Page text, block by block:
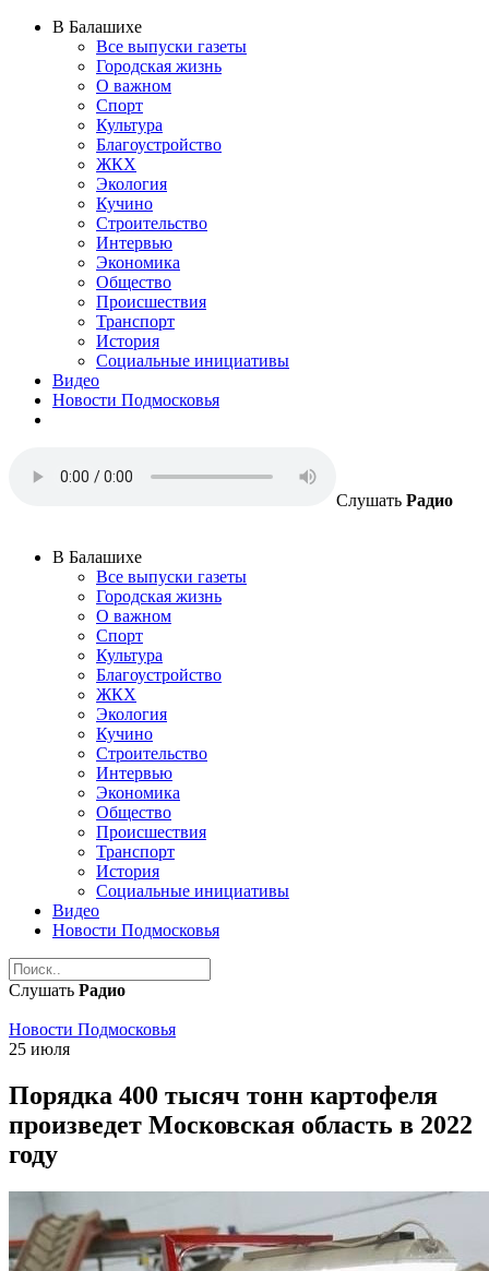
В Балашихе
Все выпуски газеты
Городская жизнь
О важном
Спорт
Культура
Благоустройство
ЖКХ
Экология
Кучино
Строительство
Интервью
Экономика
Общество
Происшествия
Транспорт
История
Социальные инициативы
Видео
Новости Подмосковья
Слушать Радио
В Балашихе
Все выпуски газеты
Городская жизнь
О важном
Спорт
Культура
Благоустройство
ЖКХ
Экология
Кучино
Строительство
Интервью
Экономика
Общество
Происшествия
Транспорт
История
Социальные инициативы
Видео
Новости Подмосковья
Слушать Радио
Новости Подмосковья
25 июля
Порядка 400 тысяч тонн картофеля
произведет Московская область в 2022
году